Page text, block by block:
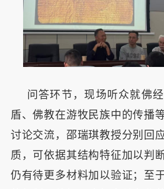
问答环节，现场听众就佛
盾、佛教在游牧民族中的传播
讨论交流，邵瑞琪教授分别回
质，可依据其结构特征加以判
仍有待更多材料加以验证；至